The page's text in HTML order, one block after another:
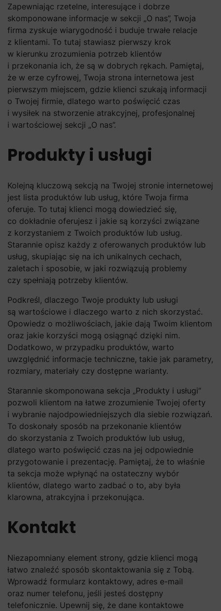
Zapewniając rzetelne, interesujące i dobrze
skomponowane informacje w sekcji „O nas”, Twoja
firma zyskuje wiarygodność i buduje trwałe relacje
z klientami. To tutaj stawiasz pierwszy krok
w kierunku zrozumienia potrzeb klientów
i przekonania ich, że są w dobrych rękach. Pamiętaj,
że w erze cyfrowej, Twoja strona internetowa jest
pierwszym miejscem, gdzie klienci szukają informacji
o Twojej firmie, dlatego warto poświęcić czas
i wysiłek na stworzenie atrakcyjnej, profesjonalnej
i wartościowej sekcji „O nas”.
Produkty i usługi
Kolejną kluczową sekcją na Twojej stronie internetowej
jest lista produktów lub usług, które Twoja firma
oferuje. To tutaj klienci mogą dowiedzieć się,
co dokładnie oferujesz i jakie są korzyści związane
z korzystaniem z Twoich produktów lub usług.
Starannie opisz każdy z oferowanych produktów lub
usług, skupiając się na ich unikalnych cechach,
zaletach i sposobie, w jaki rozwiązują problemy
czy spełniają potrzeby klientów.
Podkreśl, dlaczego Twoje produkty lub usługi
są wartościowe i dlaczego warto z nich skorzystać.
Opowiedz o możliwościach, jakie dają Twoim klientom
oraz jakie korzyści mogą osiągnąć dzięki nim.
Dodatkowo, w przypadku produktów, warto
uwzględnić informacje techniczne, takie jak parametry,
rozmiary, materiały czy dostępne warianty.
Starannie skomponowana sekcja „Produkty i usługi”
pozwoli klientom na łatwe zrozumienie Twojej oferty
i wybranie najodpowiedniejszych dla siebie rozwiązań.
To doskonały sposób na przekonanie klientów
do skorzystania z Twoich produktów lub usług,
dlatego warto poświęcić czas na jej odpowiednie
przygotowanie i prezentację. Pamiętaj, że to właśnie
ta sekcja może wpłynąć na ostateczny wybór
klientów, dlatego warto zadbać o to, aby była
klarowna, atrakcyjna i przekonująca.
Kontakt
Niezapomniany element strony, gdzie klienci mogą
łatwo znaleźć sposób skontaktowania się z Tobą.
Wprowadź formularz kontaktowy, adres e-mail
oraz numer telefonu, jeśli jesteś dostępny
telefonicznie. Upewnij się, że dane kontaktowe